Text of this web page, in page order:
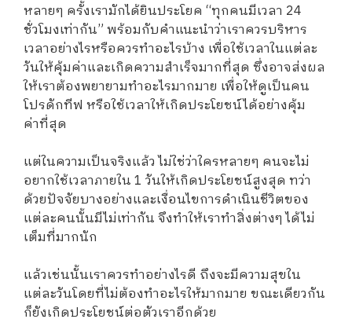
หลายๆ ครั้งเรามักได้ยินประโยค “ทุกคนมีเวลา 24
ชั่วโมงเท่ากัน” พร้อมกับคำแนะนำว่าเราควรบริหาร
เวลาอย่างไรหรือควรทำอะไรบ้าง เพื่อใช้เวลาในแต่ละ
วันให้คุ้มค่าและเกิดความสำเร็จมากที่สุด ซึ่งอาจส่งผล
ให้เราต้องพยายามทำอะไรมากมาย เพื่อให้ดูเป็นคน
โปรดักทีฟ หรือใช้เวลาให้เกิดประโยชน์ได้อย่างคุ้ม
ค่าที่สุด
แต่ในความเป็นจริงแล้ว ไม่ใช่ว่าใครหลายๆ คนจะไม่
อยากใช้เวลาภายใน 1 วันให้เกิดประโยชน์สูงสุด ทว่า
ด้วยปัจจัยบางอย่างและเงื่อนไขการดำเนินชีวิตของ
แต่ละคนนั้นมีไม่เท่ากัน จึงทำให้เราทำสิ่งต่างๆ ได้ไม่
เต็มที่มากนัก
แล้วเช่นนั้นเราควรทำอย่างไรดี ถึงจะมีความสุขใน
แต่ละวันโดยที่ไม่ต้องทำอะไรให้มากมาย ขณะเดียวกัน
ก็ยังเกิดประโยชน์ต่อตัวเราอีกด้วย